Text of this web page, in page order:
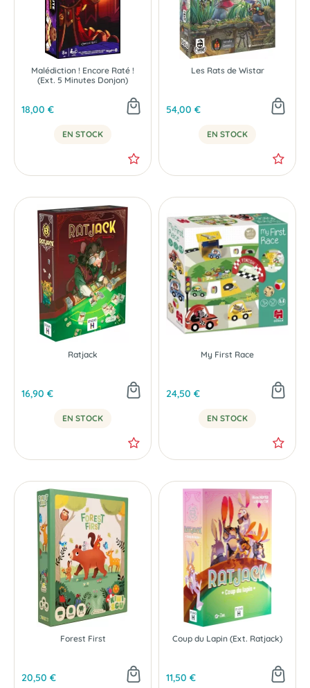
Malédiction ! Encore Raté !
(Ext. 5 Minutes Donjon)
18,00 €
EN STOCK
Les Rats de Wistar
54,00 €
EN STOCK
Ratjack
16,90 €
EN STOCK
My First Race
24,50 €
EN STOCK
Forest First
20,50 €
Coup du Lapin (Ext. Ratjack)
11,50 €